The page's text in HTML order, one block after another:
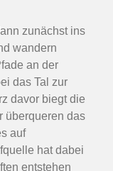
zunächst ins
wandern
an der
das Tal zur
davor biegt die
überqueren das
auf
hat dabei
entstehen